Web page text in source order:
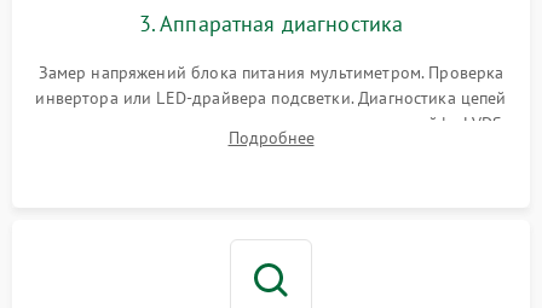
Поломка системы защиты
3. Аппаратная диагностика
Замер напряжений блока питания мультиметром. Проверка
инвертора или LED-драйвера подсветки. Диагностика цепей
питания скалера и тестирование сигналов на шлейфе LVDS
Подробнее